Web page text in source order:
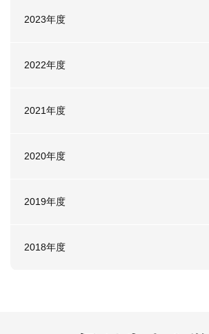
2023年度
2022年度
2021年度
2020年度
2019年度
2018年度